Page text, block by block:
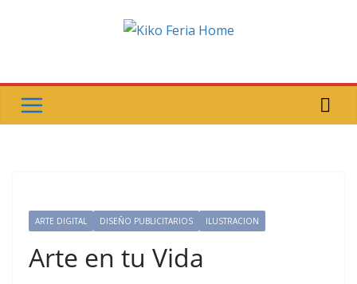
ARTE DIGITAL DISEÑO PUBLICITARIOS ILUSTRACION
Arte en tu Vida